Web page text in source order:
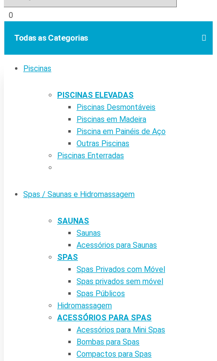
0
Todas as Categorias
Piscinas
PISCINAS ELEVADAS
Piscinas Desmontáveis
Piscinas em Madeira
Piscina em Painéis de Aço
Outras Piscinas
Piscinas Enterradas
Spas / Saunas e Hidromassagem
SAUNAS
Saunas
Acessórios para Saunas
SPAS
Spas Privados com Móvel
Spas privados sem móvel
Spas Públicos
Hidromassagem
ACESSÓRIOS PARA SPAS
Acessórios para Mini Spas
Bombas para Spas
Compactos para Spas